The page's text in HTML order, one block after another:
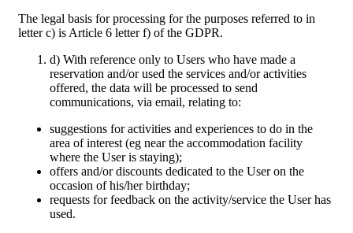
The legal basis for processing for the purposes referred to in
letter c) is Article 6 letter f) of the GDPR.
d) With reference only to Users who have made a
reservation and/or used the services and/or activities
offered, the data will be processed to send
communications, via email, relating to:
suggestions for activities and experiences to do in the
area of interest (eg near the accommodation facility
where the User is staying);
offers and/or discounts dedicated to the User on the
occasion of his/her birthday;
requests for feedback on the activity/service the User has
used.